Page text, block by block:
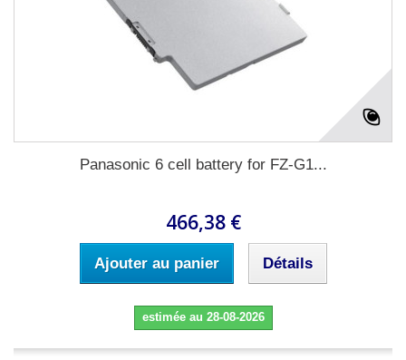
Panasonic 6 cell battery for FZ-G1...
466,38 €
Ajouter au panier Détails
estimée au 28-08-2026